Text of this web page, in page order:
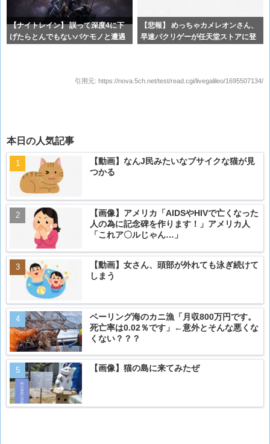
【ナイトレイン】 誤って深度4に下
げたらとんでもないバケモノと遭遇
【悲報】 めっちゃカメレオンさん、
早速パクリゲーが任天堂ストアに登
引用元: https://nova.5ch.net/test/read.cgi/livegalileo/1695507134/
本日の人気記事
【動画】なんJ民みたいなブサイクな猫が見
つかる
【画像】アメリカ「AIDSやHIVで亡くなった
人の為に記念碑を作ります！」アメリカ人
「これア〇ルじゃん…」
【動画】女さん、頭部が外れても泳ぎ続けて
しまう
ベーリング海のカニ漁「月収800万円です。
死亡率は0.02％です」←意外とそんな悪くな
くない？？？
【画像】猫の島に来てみたぜ